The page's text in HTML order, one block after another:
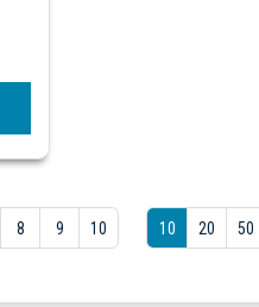
8 9 10 10 20 50